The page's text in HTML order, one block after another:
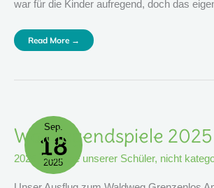
war für die Kinder aufregend, doch das
Read More →
Sep.
18
2025
Waldjugendspiele 2025
2025 ,Beiträge unserer Schüler, nicht
Waldjugendspiele
2025